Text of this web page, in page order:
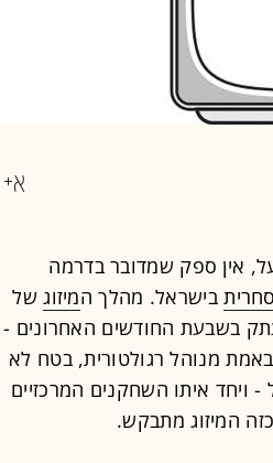
אין ספק שמדובר בדרמה
בישראל. מהלך המיזוגשל
בשבעת החודשים האחרונים -
מנוהל רגולטורית, בטח לא
ויחד איתו השחקנים המרכזיים
המיזוג מתבקש.